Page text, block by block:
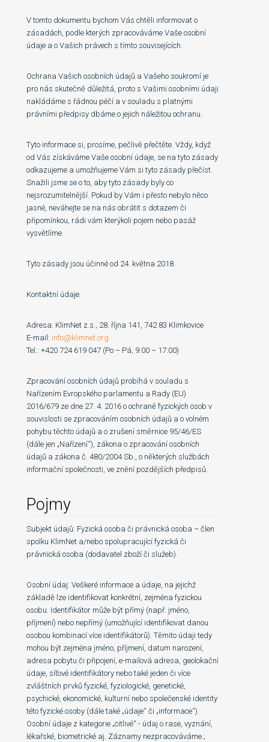
V tomto dokumentu bychom Vás chtěli informovat o
zásadách, podle kterých zpracováváme Vaše osobní
údaje a o Vašich právech s tímto souvisejících.
Ochrana Vašich osobních údajů a Vašeho soukromí je
pro nás skutečně důležitá, proto s Vašimi osobními údaji
nakládáme s řádnou péčí a v souladu s platnými
právními předpisy dbáme o jejich náležitou ochranu.
Tyto informace si, prosíme, pečlivě přečtěte. Vždy, když
od Vás získáváme Vaše osobní údaje, se na tyto zásady
odkazujeme a umožňujeme Vám si tyto zásady přečíst.
Snažili jsme se o to, aby tyto zásady byly co
nejsrozumitelnější. Pokud by Vám i přesto nebylo něco
jasné, neváhejte se na nás obrátit s dotazem či
připomínkou, rádi vám kterýkoli pojem nebo pasáž
vysvětlíme.
Tyto zásady jsou účinné od 24. května 2018.
Kontaktní údaje:
Adresa: KlimNet z.s., 28. října 141, 742 83 Klimkovice
E-mail: info@klimnet.org
Tel.: +420 724 619 047 (Po – Pá, 9:00 – 17:00)
Zpracování osobních údajů probíhá v souladu s
Nařízením Evropského parlamentu a Rady (EU)
2016/679 ze dne 27. 4. 2016 o ochraně fyzických osob v
souvislosti se zpracováním osobních údajů a o volném
pohybu těchto údajů a o zrušení směrnice 95/46/ES
(dále jen „Nařízení“), zákona o zpracování osobních
údajů a zákona č. 480/2004 Sb., o některých službách
informační společnosti, ve znění pozdějších předpisů.
Pojmy
Subjekt údajů: Fyzická osoba či právnická osoba – člen
spolku KlimNet a/nebo spolupracující fyzická či
právnická osoba (dodavatel zboží či služeb).
Osobní údaj: Veškeré informace a údaje, na jejichž
základě lze identifikovat konkrétní, zejména fyzickou
osobu. Identifikátor může být přímý (např. jméno,
příjmení) nebo nepřímý (umožňující identifikovat danou
osobou kombinací více identifikátorů). Těmito údaji tedy
mohou být zejména jméno, příjmení, datum narození,
adresa pobytu či připojení, e-mailová adresa, geolokační
údaje, síťové identifikátory nebo také jeden či více
zvláštních prvků fyzické, fyziologické, genetické,
psychické, ekonomické, kulturní nebo společenské identity
této fyzické osoby (dále také „údaje“ či „informace“).
Osobní údaje z kategorie „citlivé“ - údaj o rase, vyznání,
lékařské, biometrické aj. Záznamy nezpracováváme.;